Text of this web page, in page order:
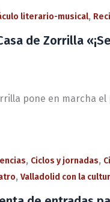
literario-musical,
de Zorrilla
pone en marcha
, Ciclos y jornadas,
, Valladolid con la